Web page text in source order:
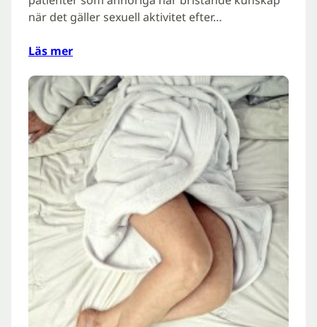
när det gäller sexuell aktivitet efter…
Läs mer